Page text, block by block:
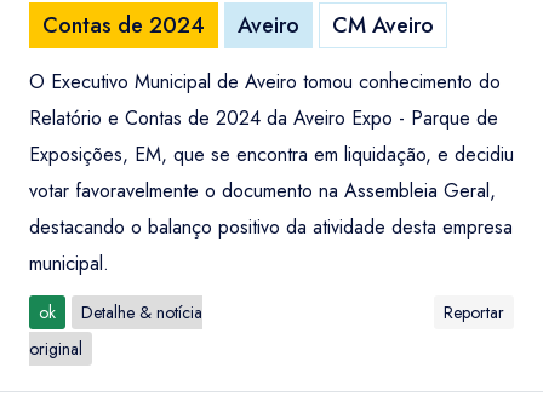
Contas de 2024
Aveiro CM Aveiro
O Executivo Municipal de Aveiro tomou conhecimento do
Relatório e Contas de 2024 da Aveiro Expo - Parque de
Exposições, EM, que se encontra em liquidação, e decidiu
votar favoravelmente o documento na Assembleia Geral,
destacando o balanço positivo da atividade desta empresa
municipal.
ok
Detalhe & notícia
original
Reportar